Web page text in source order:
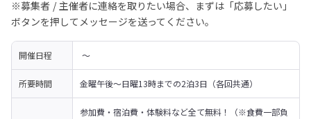
※募集者 / 主催者に連絡を取りたい場合、まずは「応募したい」
ボタンを押してメッセージを送ってください。
開催日程 〜
所要時間 金曜午後～日曜13時までの2泊3日（各回共通）
参加費・宿泊費・体験料など全て無料！（※食費一部負